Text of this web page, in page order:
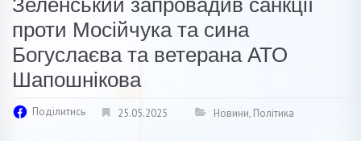
проти Мосійчука та сина
Богуслаєва та ветерана АТО
Шапошнікова
Поділитись 25.05.2025 Новини, Політика